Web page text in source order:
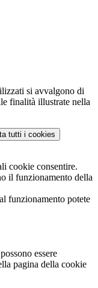
si avvalgono di
finalità illustrate nella
tutti i cookies
cookie consentire.
il funzionamento della
funzionamento potete
essere
pagina della cookie